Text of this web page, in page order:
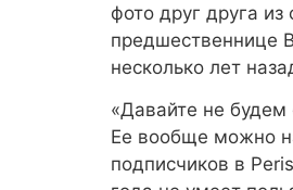
фото друг друга
предшественнице
несколько лет
«Давайте не
Ее вообще можно
подписчиков в